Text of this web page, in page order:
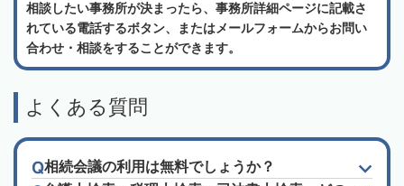
相談したい事務所が決まったら、事務所詳細ページに記載さ
れている電話するボタン、またはメールフォームからお問い
合わせ・相談をすることができます。
よくある質問
相続会議の利用は無料でしょうか？